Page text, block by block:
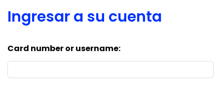
Ingresar a su cuenta
Card number or username: